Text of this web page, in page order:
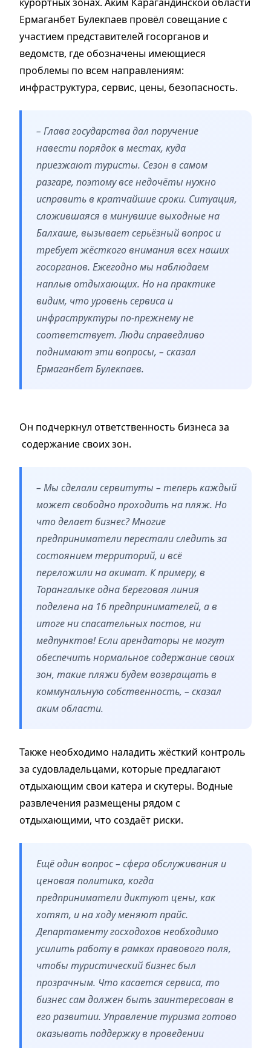
Ермаганбет Булекпаев провёл совещание с
участием представителей госорганов и
ведомств, где обозначены имеющиеся
проблемы по всем направлениям:
инфраструктура, сервис, цены, безопасность.
– Глава государства дал поручение
навести порядок в местах, куда
приезжают туристы. Сезон в самом
разгаре, поэтому все недочёты нужно
исправить в кратчайшие сроки. Ситуация,
сложившаяся в минувшие выходные на
Балхаше, вызывает серьёзный вопрос и
требует жёсткого внимания всех наших
госорганов. Ежегодно мы наблюдаем
наплыв отдыхающих. Но на практике
видим, что уровень сервиса и
инфраструктуры по-прежнему не
соответствует. Люди справедливо
поднимают эти вопросы, – сказал
Ермаганбет Булекпаев.
Он подчеркнул ответственность бизнеса за
содержание своих зон.
– Мы сделали сервитуты – теперь каждый
может свободно проходить на пляж. Но
что делает бизнес? Многие
предприниматели перестали следить за
состоянием территорий, и всё
переложили на акимат. К примеру, в
Торангалыке одна береговая линия
поделена на 16 предпринимателей, а в
итоге ни спасательных постов, ни
медпунктов! Если арендаторы не могут
обеспечить нормальное содержание своих
зон, такие пляжи будем возвращать в
коммунальную собственность, – сказал
аким области.
Также необходимо наладить жёсткий контроль
за судовладельцами, которые предлагают
отдыхающим свои катера и скутеры. Водные
развлечения размещены рядом с
отдыхающими, что создаёт риски.
Ещё один вопрос – сфера обслуживания и
ценовая политика, когда
предприниматели диктуют цены, как
хотят, и на ходу меняют прайс.
Департаменту госходохов необходимо
усилить работу в рамках правового поля,
чтобы туристический бизнес был
прозрачным. Что касается сервиса, то
бизнес сам должен быть заинтересован в
его развитии. Управление туризма готово
оказывать поддержку в проведении